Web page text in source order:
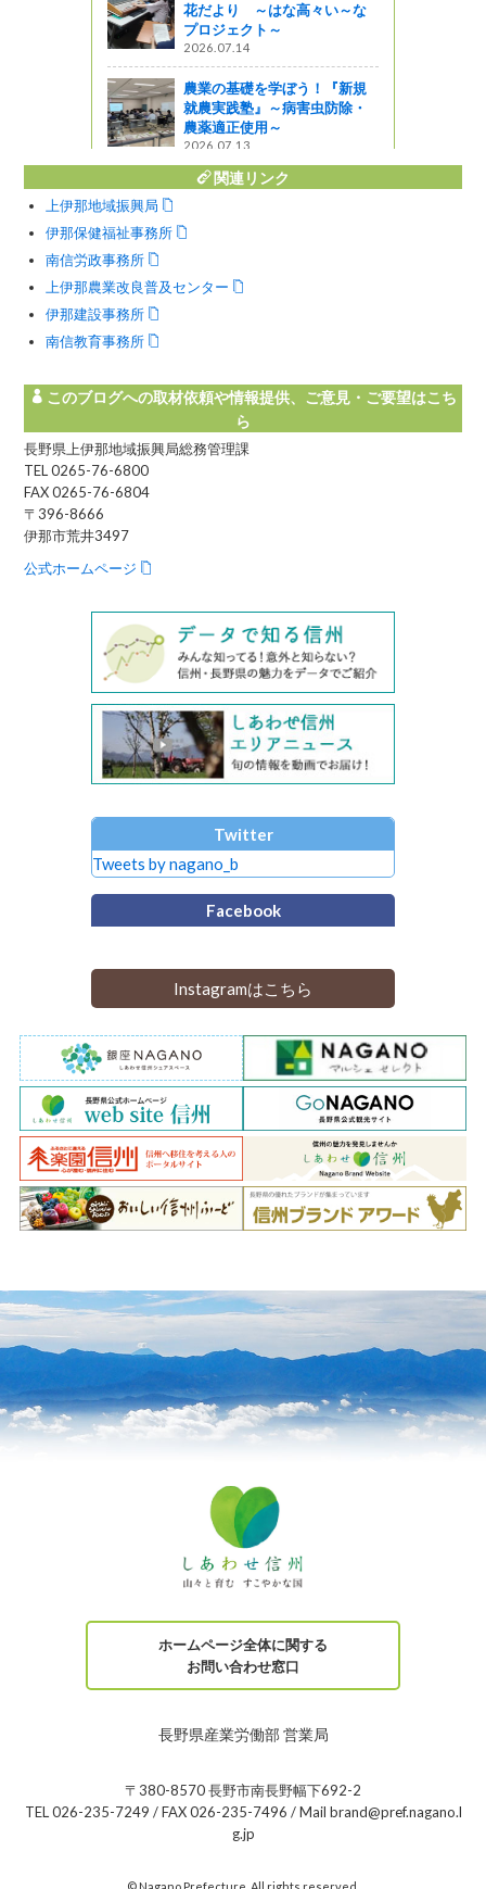
花だより ～はな高々い～な
プロジェクト～
2026.07.14
農業の基礎を学ぼう！『新規
就農実践塾』～病害虫防除・
農薬適正使用～
2026.07.13
関連リンク
上伊那地域振興局
伊那保健福祉事務所
南信労政事務所
上伊那農業改良普及センター
伊那建設事務所
南信教育事務所
このブログへの取材依頼や情報提供、ご意見・ご要望はこち
ら
長野県上伊那地域振興局総務管理課
TEL 0265-76-6800
FAX 0265-76-6804
〒396-8666
伊那市荒井3497
公式ホームページ
Twitter
Tweets by nagano_b
Facebook
Instagramはこちら
ホームページ全体に関する
お問い合わせ窓口
長野県産業労働部 営業局
〒380-8570 長野市南長野幅下692-2
TEL 026-235-7249 / FAX 026-235-7496 / Mail brand@pref.nagano.l
g.jp
© Nagano Prefecture. All rights reserved.